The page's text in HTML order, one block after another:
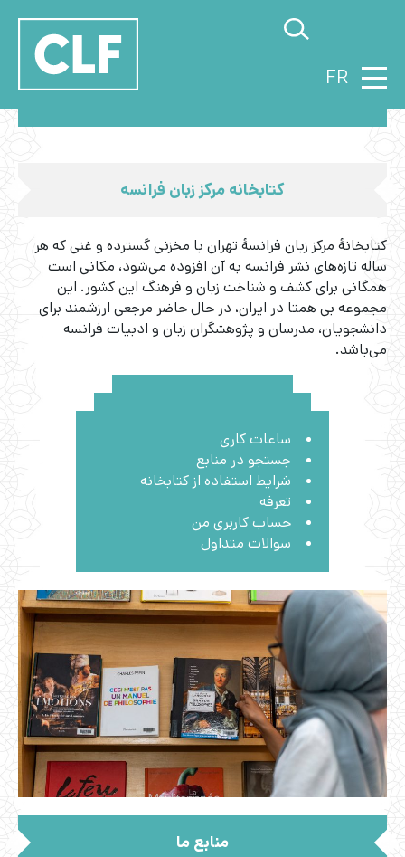
FR
ﮐﺘﺎﺑﺨﺎﻧﻪ ﻣﺮﮐﺰ زﺑﺎن ﻓﺮاﻧﺴﻪ
کتابخانهٔ مرکز زبان فرانسهٔ تهران با مخزنی گسترده و غنی‌ که هر
ساله تازه‌های نشر فرانسه به آن‌ افزوده می‌شود، مکانی ا‌ست
همگانی برای کشف و شناخت زبان و فرهنگ این کشور. این
مجموعه بی همتا در ایران، در حال حاضر مرجعی ارزشمند برای
دانشجویان، مدرسان و پژوهشگران زبان و ادبیات فرانسه
می‌باشد.
ساعات کاری
جستجو در منابع
شرایط استفاده از کتابخانه
تعرفه
حساب کاربری من
سوالات متداول
منابع ما